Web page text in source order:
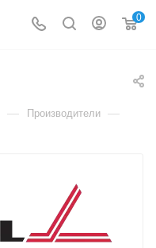
0
— Производители —